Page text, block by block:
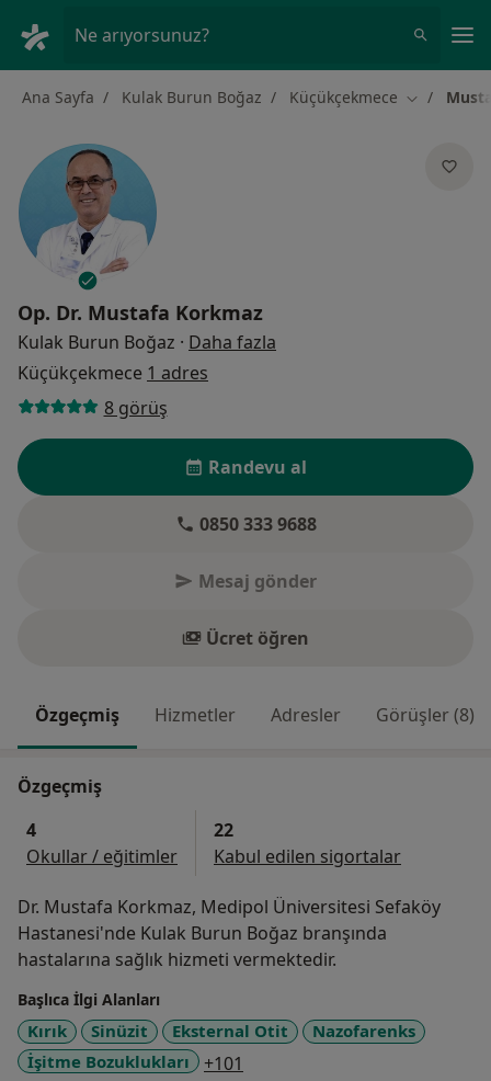
Ne arıyorsunuz?
Ana Sayfa Kulak Burun Boğaz Küçükçekmece Şehir
Op. Dr. Mustafa Korkmaz
Kulak Burun Boğaz · Daha fazla
Küçükçekmece 1 adres
8 görüş
Randevu al
0850 333 9688
Mesaj gönder
Ücret öğren
Özgeçmiş Hizmetler Adresler Görüşler (8)
Özgeçmiş
4
Okullar / eğitimler
22
Kabul edilen sigortalar
Dr. Mustafa Korkmaz, Medipol Üniversitesi Sefaköy
Hastanesi'nde Kulak Burun Boğaz branşında
hastalarına sağlık hizmeti vermektedir.
Başlıca İlgi Alanları
Kırık Sinüzit Eksternal Otit
Nazofarenks
İşitme Bozuklukları
+101